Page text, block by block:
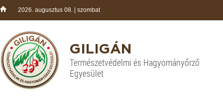
2026. augusztus 08. | szombat
GILIGÁN
Természetvédelmi és Hagyományőrző
Egyesület